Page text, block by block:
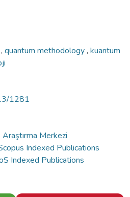
, quantum methodology, kuantum
1281
Merkezi
Indexed Publications
Indexed Publications